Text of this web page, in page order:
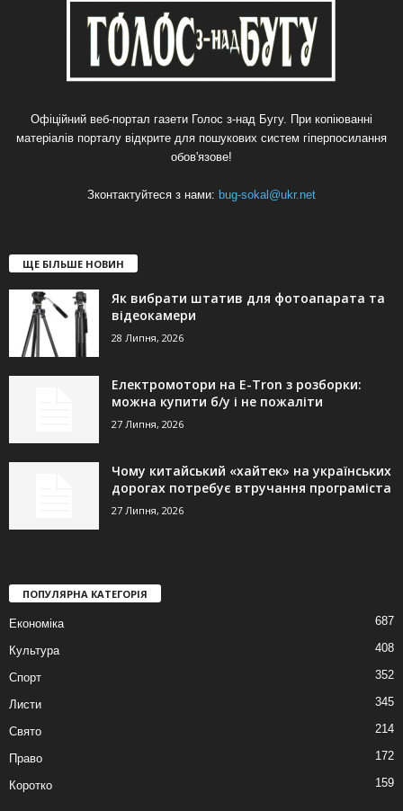
Офіційний веб-портал газети Голос з-над Бугу. При копіюванні
матеріалів порталу відкрите для пошукових систем гіперпосилання
обов'язове!
Зконтактуйтеся з нами: bug-sokal@ukr.net
ЩЕ БІЛЬШЕ НОВИН
Як вибрати штатив для фотоапарата та
відеокамери
28 Липня, 2026
Електромотори на E-Tron з розборки:
можна купити б/у і не пожаліти
27 Липня, 2026
Чому китайський «хайтек» на українських
дорогах потребує втручання програміста
27 Липня, 2026
ПОПУЛЯРНА КАТЕГОРІЯ
Економіка 687
Культура 408
Спорт 352
Листи 345
Свято 214
Право 172
Коротко 159